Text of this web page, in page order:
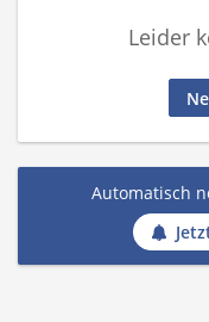
Leider
Automatisch